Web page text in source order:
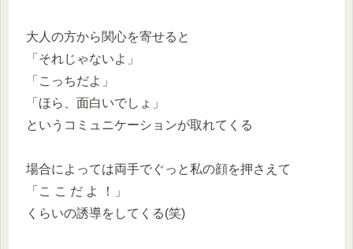
大人の方から関心を寄せると
「それじゃないよ」
「こっちだよ」
「ほら、面白いでしょ」
というコミュニケーションが取れてくる
場合によっては両手でぐっと私の顔を押さえて
「こ こ だ よ ！」
くらいの誘導をしてくる(笑)